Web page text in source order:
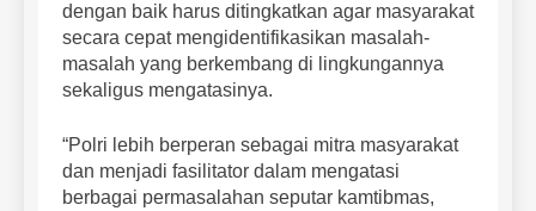
dengan baik harus ditingkatkan agar masyarakat
secara cepat mengidentifikasikan masalah-
masalah yang berkembang di lingkungannya
sekaligus mengatasinya.
“Polri lebih berperan sebagai mitra masyarakat
dan menjadi fasilitator dalam mengatasi
berbagai permasalahan seputar kamtibmas,